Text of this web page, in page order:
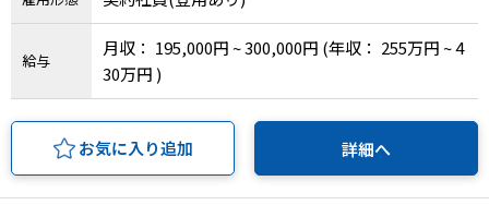
給与
月収： 195,000円 ~ 300,000円 (年収： 255万円 ~ 4
30万円 )
お気に入り追加 詳細へ
ソーシャルファームサービス
しいたけ生産で実現する